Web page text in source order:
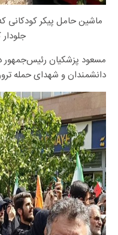
ماشین حامل پیکر کودکانی
مسعود پزشکیان رئیس‌جمهور
دانشمندان و شهدای حمله